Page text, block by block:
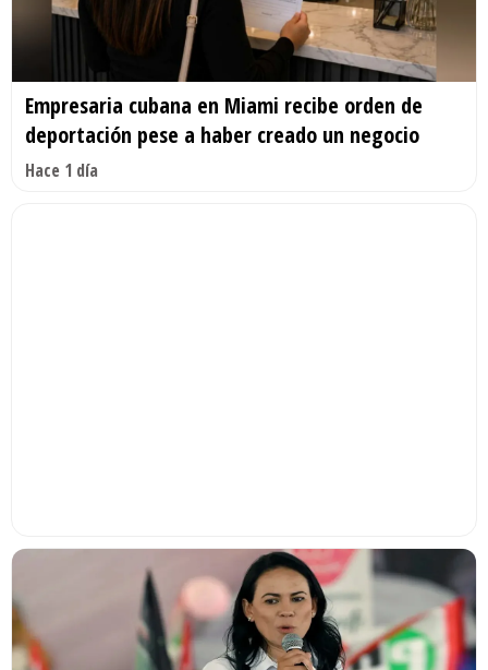
Empresaria cubana en Miami recibe orden de
deportación pese a haber creado un negocio
Hace 1 día